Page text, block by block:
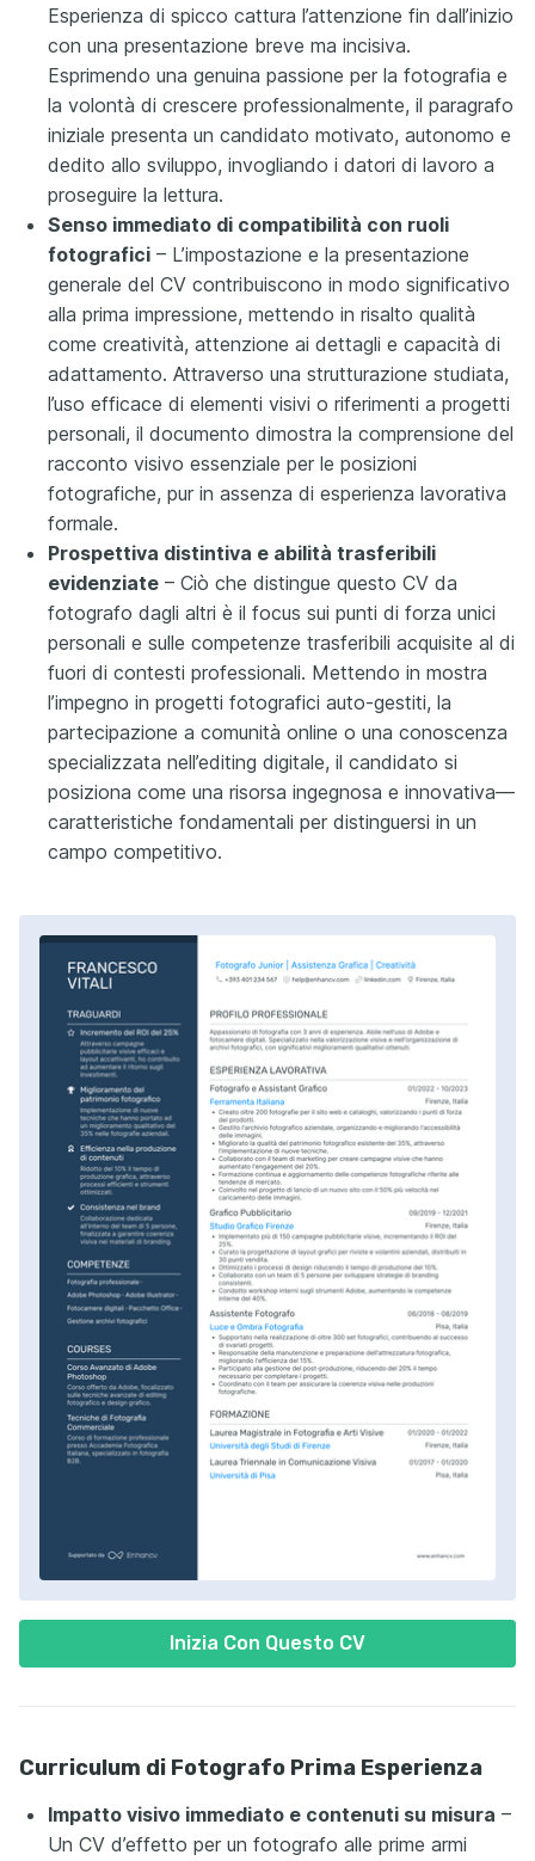
Inizia Con Questo CV
Esperienza di spicco cattura l’attenzione fin dall’inizio
con una presentazione breve ma incisiva.
Esprimendo una genuina passione per la fotografia e
la volontà di crescere professionalmente, il paragrafo
iniziale presenta un candidato motivato, autonomo e
dedito allo sviluppo, invogliando i datori di lavoro a
proseguire la lettura.
Senso immediato di compatibilità con ruoli
fotografici – L’impostazione e la presentazione
generale del CV contribuiscono in modo significativo
alla prima impressione, mettendo in risalto qualità
come creatività, attenzione ai dettagli e capacità di
adattamento. Attraverso una strutturazione studiata,
l’uso efficace di elementi visivi o riferimenti a progetti
personali, il documento dimostra la comprensione del
racconto visivo essenziale per le posizioni
fotografiche, pur in assenza di esperienza lavorativa
formale.
Prospettiva distintiva e abilità trasferibili
evidenziate – Ciò che distingue questo CV da
fotografo dagli altri è il focus sui punti di forza unici
personali e sulle competenze trasferibili acquisite al di
fuori di contesti professionali. Mettendo in mostra
l’impegno in progetti fotografici auto-gestiti, la
partecipazione a comunità online o una conoscenza
specializzata nell’editing digitale, il candidato si
posiziona come una risorsa ingegnosa e innovativa—
caratteristiche fondamentali per distinguersi in un
campo competitivo.
Curriculum di Fotografo Prima Esperienza
Impatto visivo immediato e contenuti su misura –
Un CV d’effetto per un fotografo alle prime armi